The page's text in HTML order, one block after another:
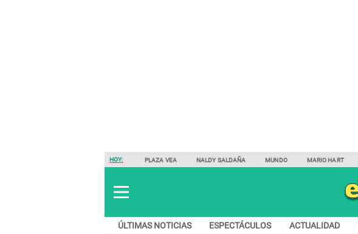
HOY: PLAZA VEA NALDY SALDAÑA MUNDO MARIO HART
ÚLTIMAS NOTICIAS ESPECTÁCULOS ACTUALIDAD